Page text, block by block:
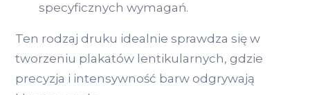
specyficznych wymagań.
Ten rodzaj druku idealnie sprawdza się w
tworzeniu plakatów lentikularnych, gdzie
precyzja i intensywność barw odgrywają